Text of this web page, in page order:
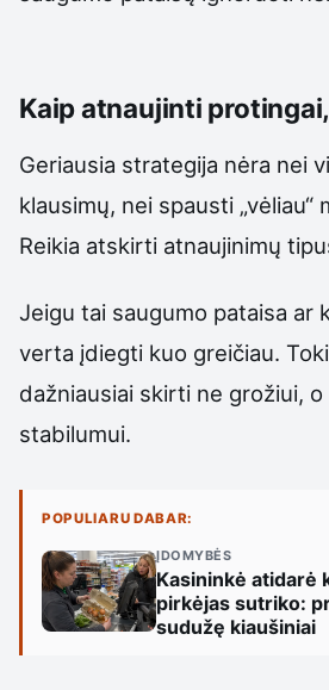
Kaip atnaujinti
Geriausia strategija nėra nei
klausimų, nei spausti „vėliau“
Reikia atskirti atnaujinimų
Jeigu tai saugumo pataisa ar
verta įdiegti kuo greičiau.
dažniausiai skirti ne grožiui, o
stabilumui.
POPULIARU DABAR:
ĮDOMYBĖS
Kasininkė atidarė
pirkėjas sutriko:
sudužę kiaušiniai